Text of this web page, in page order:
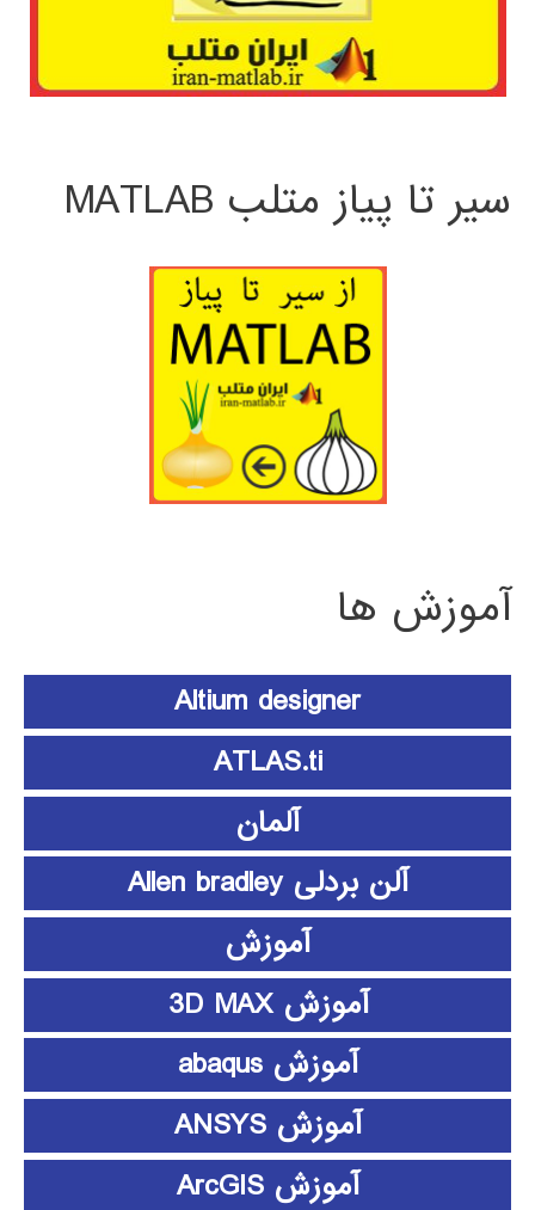
سیر تا پیاز متلب MATLAB
آموزش ها
Altium designer
ATLAS.ti
آلمان
آلن بردلی Allen bradley
آموزش
آموزش 3D MAX
آموزش abaqus
آموزش ANSYS
آموزش ArcGIS